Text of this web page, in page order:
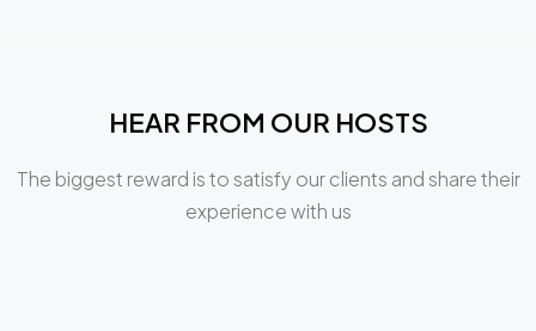
HEAR FROM OUR HOSTS
The biggest reward is to satisfy our clients and share their
experience with us